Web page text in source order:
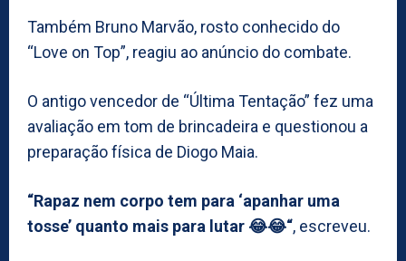
Também Bruno Marvão, rosto conhecido do
“Love on Top”, reagiu ao anúncio do combate.
O antigo vencedor de “Última Tentação” fez uma
avaliação em tom de brincadeira e questionou a
preparação física de Diogo Maia.
“Rapaz nem corpo tem para ‘apanhar uma
tosse’ quanto mais para lutar 😂😂“, escreveu.